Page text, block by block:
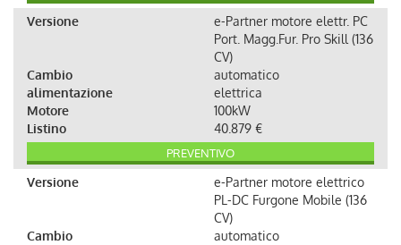
Versione
e-Partner motore elettr. PC
Port. Magg.Fur. Pro Skill (136
CV)
Cambio
automatico
alimentazione
elettrica
Motore
100kW
Listino
40.879 €
PREVENTIVO
Versione
e-Partner motore elettrico
PL-DC Furgone Mobile (136
CV)
Cambio
automatico